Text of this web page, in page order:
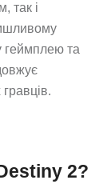
так і
геймплею та
2?